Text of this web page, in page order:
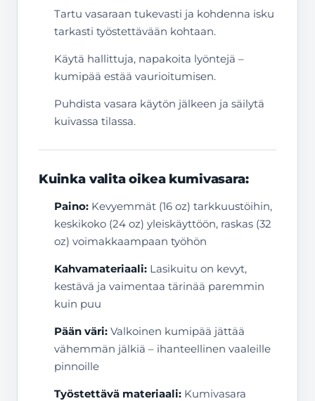
Tartu vasaraan tukevasti ja kohdenna isku
tarkasti työstettävään kohtaan.
Käytä hallittuja, napakoita lyöntejä –
kumipää estää vaurioitumisen.
Puhdista vasara käytön jälkeen ja säilytä
kuivassa tilassa.
Kuinka valita oikea kumivasara:
Paino: Kevyemmät (16 oz) tarkkuustöihin,
keskikoko (24 oz) yleiskäyttöön, raskas (32
oz) voimakkaampaan työhön
Kahvamateriaali: Lasikuitu on kevyt,
kestävä ja vaimentaa tärinää paremmin
kuin puu
Pään väri: Valkoinen kumipää jättää
vähemmän jälkiä – ihanteellinen vaaleille
pinnoille
Työstettävä materiaali: Kumivasara